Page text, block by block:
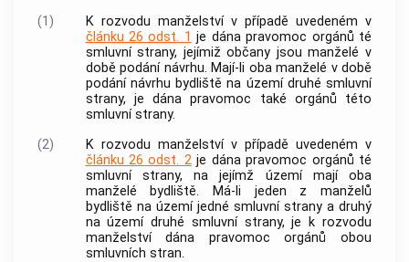
(1)
K rozvodu manželství v případě uvedeném v
článku 26 odst. 1 je dána pravomoc orgánů té
smluvní strany, jejímiž občany jsou manželé v
době podání návrhu. Mají-li oba manželé v době
podání návrhu bydliště na území druhé smluvní
strany, je dána pravomoc také orgánů této
smluvní strany.
(2)
K rozvodu manželství v případě uvedeném v
článku 26 odst. 2je dána pravomoc orgánů té
smluvní strany, na jejímž území mají oba
manželé bydliště. Má-li jeden z manželů
bydliště na území jedné smluvní strany a druhý
na území druhé smluvní strany, je k rozvodu
manželství dána pravomoc orgánů obou
smluvních stran.